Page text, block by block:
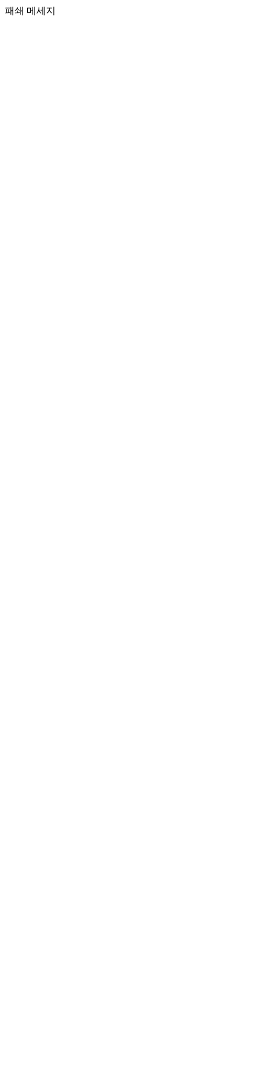
패쇄 메세지